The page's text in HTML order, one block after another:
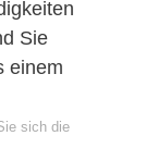
Sie
einem
sich die